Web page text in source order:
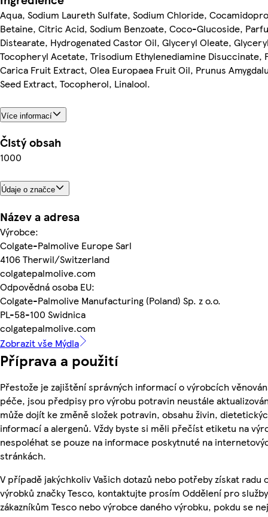
Aqua, Sodium Laureth Sulfate, Sodium Chloride,
Betaine, Citric Acid, Sodium Benzoate, Coco-Glucoside,
Distearate, Hydrogenated Castor Oil, Glyceryl Oleate,
Tocopheryl Acetate, Trisodium Ethylenediamine Disuccinate,
Carica Fruit Extract, Olea Europaea Fruit Oil, Prunus
Seed Extract, Tocopherol, Linalool.
Více informací
Čistý obsah
1000
Údaje o značce
Název a adresa
Výrobce:
Colgate-Palmolive Europe Sarl
4106 Therwil/Switzerland
colgatepalmolive.com
Odpovědná osoba EU:
Colgate-Palmolive Manufacturing (Poland) Sp. z o.o.
PL-58-100 Swidnica
colgatepalmolive.com
Zobrazit vše Mýdla
Příprava a použití
Přestože je zajištění správných informací o výrobcích
péče, jsou předpisy pro výrobu potravin neustále
může dojít ke změně složek potravin, obsahu živin,
informací a alergenů. Vždy byste si měli přečíst etiketu na
nespoléhat se pouze na informace poskytnuté na
stránkách.
V případě jakýchkoliv Vašich dotazů nebo potřeby získat radu
výrobků značky Tesco, kontaktujte prosím Oddělení pro služby
zákazníkům Tesco nebo výrobce daného výrobku, pokdu se